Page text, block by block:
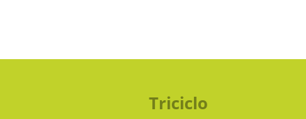
Triciclo